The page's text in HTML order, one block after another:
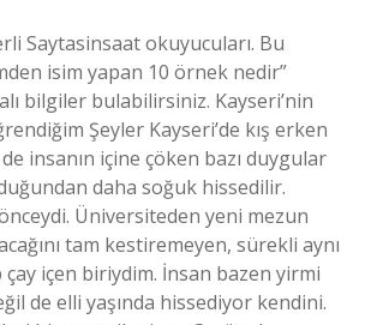
Saytasinsaat okuyucuları. Bu
isim yapan 10 örnek nedir”
bilgiler bulabilirsiniz. Kayseri’nin
Şeyler Kayseri’de kış erken
insanın içine çöken bazı duygular
daha soğuk hissedilir.
Üniversiteden yeni mezun
tam kestiremeyen, sürekli aynı
içen biriydim. İnsan bazen yirmi
de elli yaşında hissediyor kendini.